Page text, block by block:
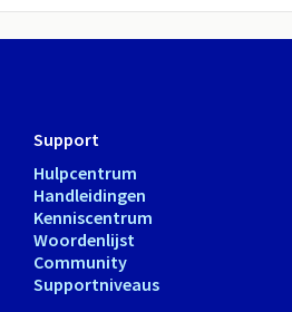
Support
Hulpcentrum
Handleidingen
Kenniscentrum
Woordenlijst
Community
Supportniveaus